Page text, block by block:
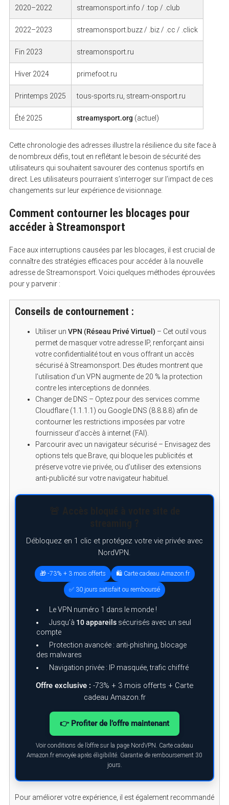
2020–2022 streamonsport.info / .top / .club
2022–2023 streamonsport.buzz / .biz / .cc / .click
Fin 2023 streamonsport.ru
Hiver 2024 primefoot.ru
Printemps 2025 tous-sports.ru, stream-onsport.ru
Été 2025 streamysport.org (actuel)
Cette chronologie des adresses illustre la résilience du site face à
de nombreux défis, tout en reflétant le besoin de sécurité des
utilisateurs qui souhaitent savourer des contenus sportifs en
direct. Les utilisateurs pourraient s’interroger sur l’impact de ces
changements sur leur expérience de visionnage.
Comment contourner les blocages pour
accéder à Streamonsport
Face aux interruptions causées par les blocages, il est crucial de
connaître des stratégies efficaces pour accéder à la nouvelle
adresse de Streamonsport. Voici quelques méthodes éprouvées
pour y parvenir :
Conseils de contournement :
Utiliser un VPN (Réseau Privé Virtuel) – Cet outil vous
permet de masquer votre adresse IP, renforçant ainsi
votre confidentialité tout en vous offrant un accès
sécurisé à Streamonsport. Des études montrent que
l’utilisation d’un VPN augmente de 20 % la protection
contre les interceptions de données.
Changer de DNS – Optez pour des services comme
Cloudflare (1.1.1.1) ou Google DNS (8.8.8.8) afin de
contourner les restrictions imposées par votre
fournisseur d’accès à internet (FAI).
Parcourir avec un navigateur sécurisé – Envisagez des
options tels que Brave, qui bloque les publicités et
préserve votre vie privée, ou d’utiliser des extensions
anti-publicité sur votre navigateur habituel.
Débloquez en 1 clic et protégez votre vie privée avec
NordVPN.
🎁 -73% + 3 mois offerts 🛍️ Carte cadeau Amazon.fr
✅ 30 jours satisfait ou remboursé
Le VPN numéro 1 dans le monde !
Jusqu’à 10 appareilssécurisés avec un seul
compte
Protection avancée : anti-phishing, blocage
des malwares
Navigation privée : IP masquée, trafic chiffré
Offre exclusive : -73% + 3 mois offerts + Carte
cadeau Amazon.fr
👉 Profiter de l’offre maintenant
Voir conditions de l’offre sur la page NordVPN. Carte cadeau
Amazon.fr envoyée après éligibilité. Garantie de remboursement 30
jours.
Pour améliorer votre expérience, il est également recommandé
a
r
o